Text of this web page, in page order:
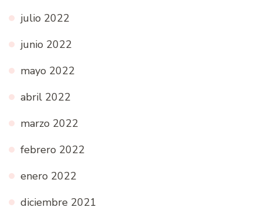
julio 2022
junio 2022
mayo 2022
abril 2022
marzo 2022
febrero 2022
enero 2022
diciembre 2021